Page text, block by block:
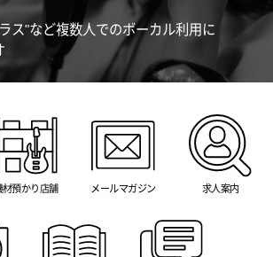
ス"など複数人でのボーカル利用に
材預かり店舗 メールマガジン 求人案内